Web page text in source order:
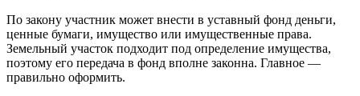
По закону участник может внести в уставный фонд деньги,
ценные бумаги, имущество или имущественные права.
Земельный участок подходит под определение имущества,
поэтому его передача в фонд вполне законна. Главное —
правильно оформить.